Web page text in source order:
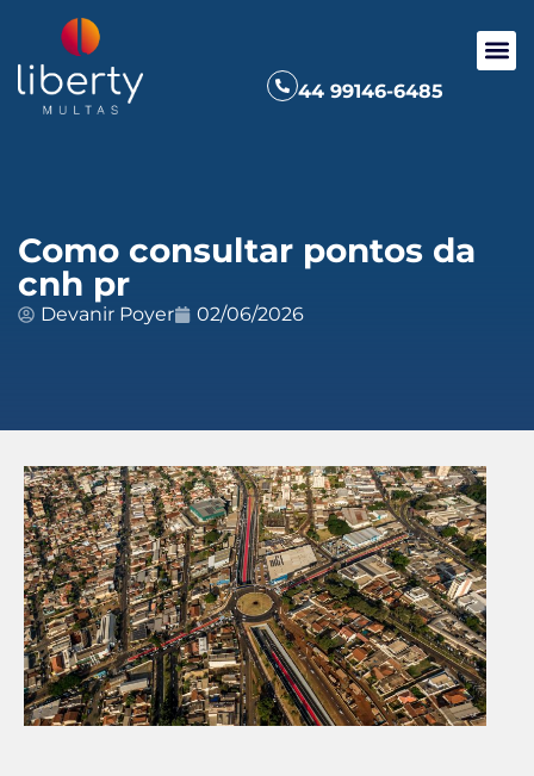
44 99146-6485
Como consultar pontos da
cnh pr
Devanir Poyer 02/06/2026